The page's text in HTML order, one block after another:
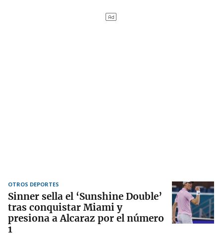
OTROS DEPORTES
Sinner sella el ‘Sunshine Double’
tras conquistar Miami y
presiona a Alcaraz por el número
1